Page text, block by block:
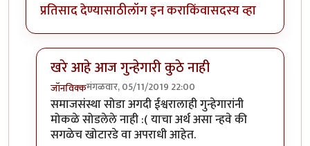
प्रतिसाद देण्यासाठीलॉग इन कराकिंवासदस्य व्हा
खरे आहे आज गुन्हेगारी कुठे नाही
जॉनविक्कमंगळवार, 05/11/2019 22:00
In reply toताजे उदाहरणbyRajesh188
समाजसंस्था सोडा अगदी ईश्वरालाही गुन्हेगारांनी
मोकळे सोडलेले नाही :( याचा अर्थ असा न्हवे की
सगळेच खोटारडे वा अपराधी आहेत.